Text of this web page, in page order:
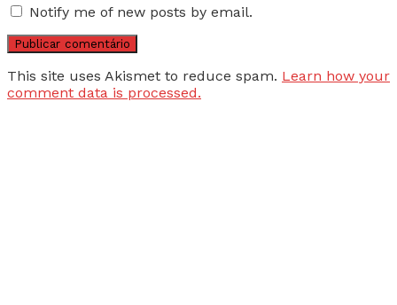
Notify me of new posts by email.
This site uses Akismet to reduce spam. Learn how your
comment data is processed.